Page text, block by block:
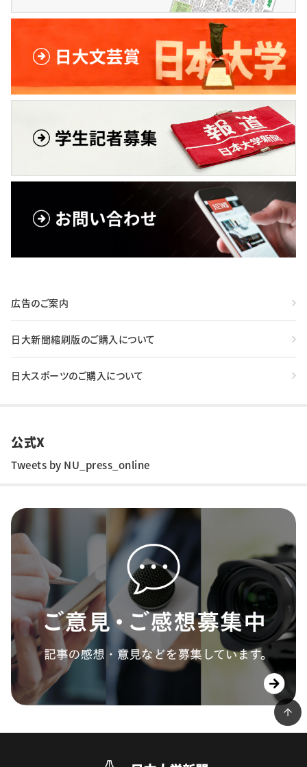
広告のご案内
日大新聞縮刷版のご購入について
日大スポーツのご購入について
公式X
Tweets by NU_press_online